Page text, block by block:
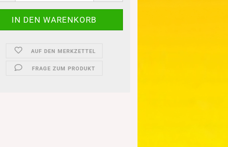
AUF DEN MERKZETTEL
FRAGE ZUM PRODUKT